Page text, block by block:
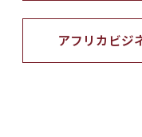
アフリカビジ